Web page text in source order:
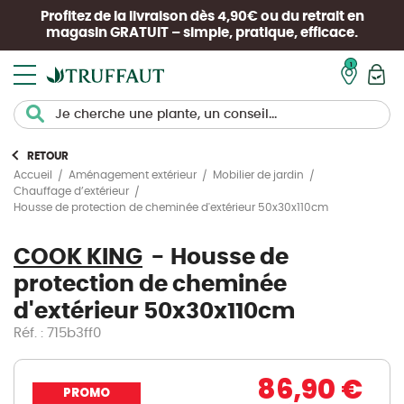
Profitez de la livraison dès 4,90€ ou du retrait en
magasin GRATUIT – simple, pratique, efficace.
RETOUR
Accueil
Aménagement extérieur
Mobilier de jardin
Chauffage d’extérieur
Housse de protection de cheminée d'extérieur 50x30x110cm
COOK KING
Housse de
protection de cheminée
d'extérieur 50x30x110cm
Réf. : 715b3ff0
PROMO 86,90 €